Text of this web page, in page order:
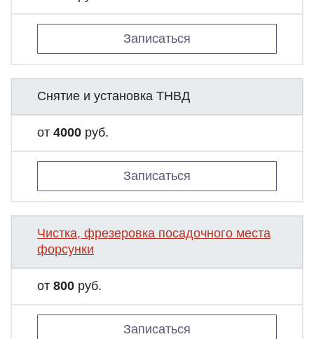
Записаться
Снятие и установка ТНВД
от 4000 руб.
Записаться
Чистка, фрезеровка посадочного места
форсунки
от 800 руб.
Записаться